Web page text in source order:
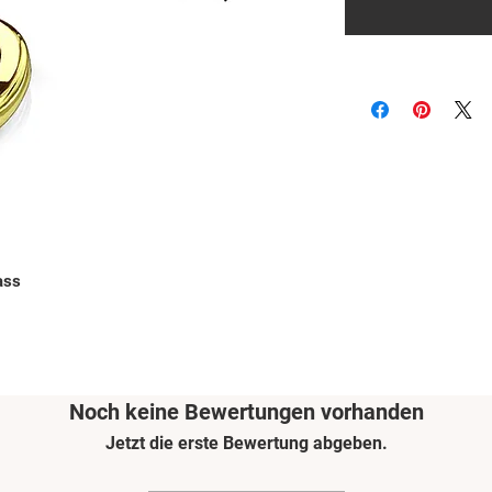
Noch keine Bewertungen vorhanden
Jetzt die erste Bewertung abgeben.